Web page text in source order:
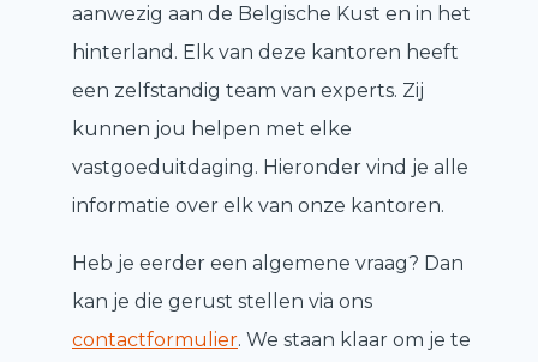
aanwezig aan de Belgische Kust en in het
hinterland. Elk van deze kantoren heeft
een zelfstandig team van experts. Zij
kunnen jou helpen met elke
vastgoeduitdaging. Hieronder vind je alle
informatie over elk van onze kantoren.
Heb je eerder een algemene vraag? Dan
kan je die gerust stellen via ons
contactformulier. We staan klaar om je te